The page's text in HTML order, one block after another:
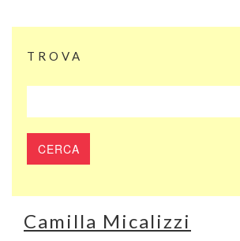
TROVA
Camilla Micalizzi